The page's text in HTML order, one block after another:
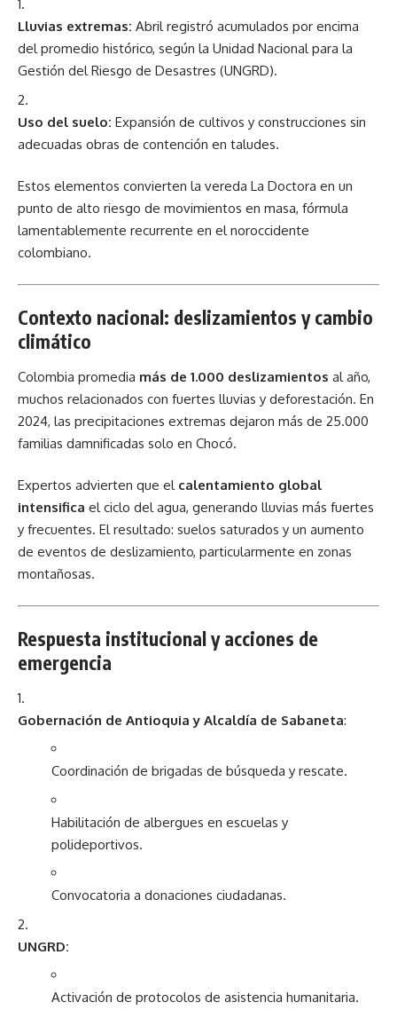
Lluvias extremas: Abril registró acumulados por encima
del promedio histórico, según la Unidad Nacional para la
Gestión del Riesgo de Desastres (UNGRD).
Uso del suelo: Expansión de cultivos y construcciones sin
adecuadas obras de contención en taludes.
Estos elementos convierten la vereda La Doctora en un
punto de alto riesgo de movimientos en masa, fórmula
lamentablemente recurrente en el noroccidente
colombiano.
Contexto nacional: deslizamientos y cambio
climático
Colombia promedia más de 1.000 deslizamientos al año,
muchos relacionados con fuertes lluvias y deforestación. En
2024, las precipitaciones extremas dejaron más de 25.000
familias damnificadas solo en Chocó.
Expertos advierten que el calentamiento global
intensifica el ciclo del agua, generando lluvias más fuertes
y frecuentes. El resultado: suelos saturados y un aumento
de eventos de deslizamiento, particularmente en zonas
montañosas.
Respuesta institucional y acciones de
emergencia
Gobernación de Antioquia y Alcaldía de Sabaneta:
Coordinación de brigadas de búsqueda y rescate.
Habilitación de albergues en escuelas y
polideportivos.
Convocatoria a donaciones ciudadanas.
UNGRD:
Activación de protocolos de asistencia humanitaria.